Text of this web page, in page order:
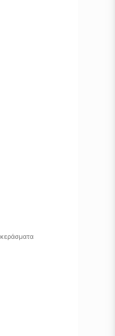
κεράσματα